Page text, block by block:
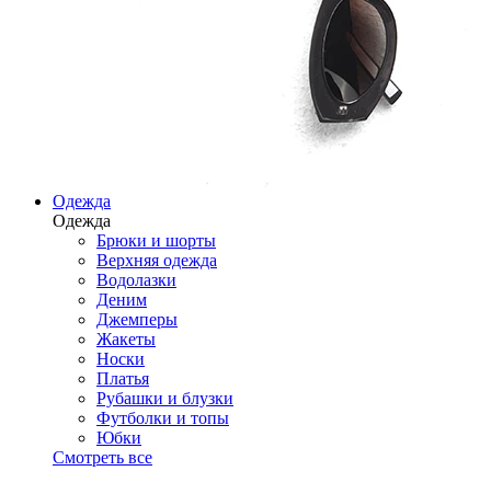
Одежда
Одежда
Брюки и шорты
Верхняя одежда
Водолазки
Деним
Джемперы
Жакеты
Носки
Платья
Рубашки и блузки
Футболки и топы
Юбки
Смотреть все